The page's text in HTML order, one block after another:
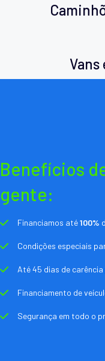
Benefícios
gente:
Financiamos até100%
Condições especiais
Até 45 dias de
Financiamento de
Segurança em todo o